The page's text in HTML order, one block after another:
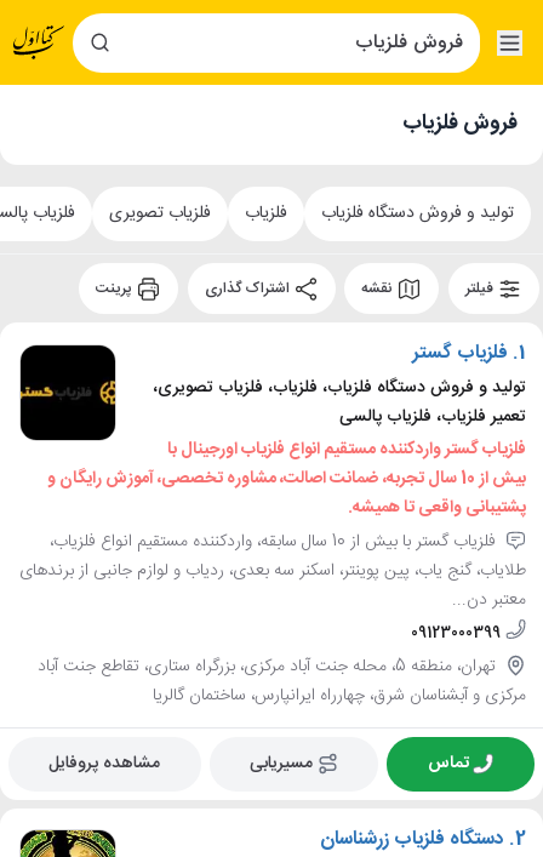
فروش فلزیاب
تولید و فروش دستگاه فلزیاب فلزیاب فلزیاب تصویری فلزیاب
فیلتر نقشه
1. فلزیاب گستر
تولید و فروش دستگاه فلزیاب، فلزیاب، فلزیاب تصویری،
تعمیر فلزیاب، فلزیاب پالسی
فلزیاب گستر واردکننده مستقیم انواع فلزیاب اورجینال با
بیش از 10 سال تجربه، ضمانت اصالت، مشاوره تخصصی، آموزش رایگان و
پشتیبانی واقعی تا همیشه.
فلزیاب گستر با بیش از 10 سال سابقه، واردکننده مستقیم انواع فلزیاب،
طلایاب، گنج یاب، پین پوینتر، اسکنر سه بعدی، ردیاب و لوازم جانبی از برندهای
معتبر دن...
09123000399
تهران، منطقه 5، محله جنت آباد مرکزی، بزرگراه ستاری، تقاطع جنت آباد
مرکزی و آبشناسان شرق، چهارراه ایرانپارس، ساختمان گالریا
تماس مسیریابی مشاهده پروفایل
2. دستگاه فلزیاب زرشناسان